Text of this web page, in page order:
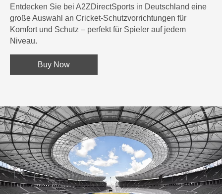
Entdecken Sie bei A2ZDirectSports in Deutschland eine
große Auswahl an Cricket-Schutzvorrichtungen für
Komfort und Schutz – perfekt für Spieler auf jedem
Niveau.
Buy Now